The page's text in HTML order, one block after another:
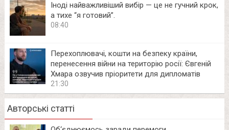
Іноді найважливіший вибір — це не гучний крок,
а тихе “я готовий”.
08:40
Перехоплювачі, кошти на безпеку країни,
перенесення війни на територію росії: Євгеній
Хмара озвучив пріоритети для дипломатів
21:30
Авторські статті